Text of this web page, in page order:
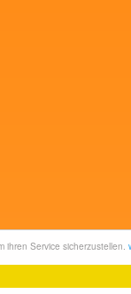
ihren Service sicherzustellen.